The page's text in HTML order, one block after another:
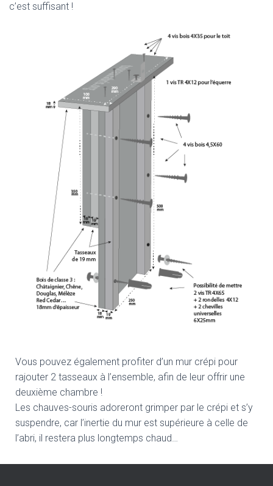
c’est suffisant !
Vous pouvez également profiter d’un mur crépi pour
rajouter 2 tasseaux à l’ensemble, afin de leur offrir une
deuxième chambre !
Les chauves-souris adoreront grimper par le crépi et s’y
suspendre, car l’inertie du mur est supérieure à celle de
l’abri, il restera plus longtemps chaud…